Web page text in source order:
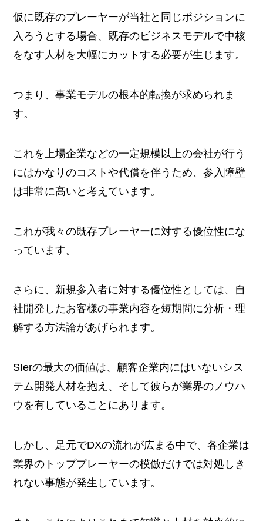
仮に既存のプレーヤーが当社と同じポジションに
入ろうとする場合、既存のビジネスモデルで中核
をなす人材を大幅にカットする必要が生じます。
つまり、事業モデルの根本的転換が求められま
す。
これを上場企業などの一定規模以上の会社が行う
にはかなりのコストや代償を伴うため、参入障壁
は非常に高いと考えています。
これが我々の既存プレーヤーに対する優位性にな
っています。
さらに、新規参入者に対する優位性としては、自
社開発したお客様の事業内容を短期間に分析・理
解する方法論があげられます。
SIerの最大の価値は、顧客企業内にはいないシス
テム開発人材を抱え、そして彼らが業界のノウハ
ウを有していることにあります。
しかし、足元でDXの流れが広まる中で、各企業は
業界のトッププレーヤーの模倣だけでは対処しき
れない事態が発生しています。